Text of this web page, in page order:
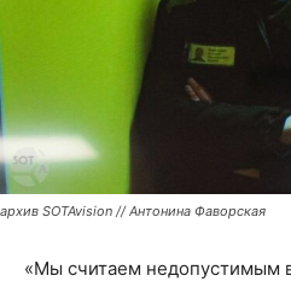
архив SOTAvision // Антонина Фаворская
«Мы считаем недопустимым